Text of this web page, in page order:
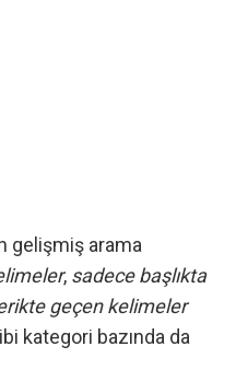
gelişmiş arama
, sadece başlıkta
geçen kelimeler
kategori bazında da